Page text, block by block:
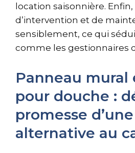
location saisonnière.
d’intervention et de
sensiblement, ce qui
comme les gestionnaires
Panneau mural
pour douche :
promesse d’une
alternative au